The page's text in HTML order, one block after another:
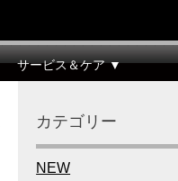
サービス＆ケア ▼
カテゴリー
NEW